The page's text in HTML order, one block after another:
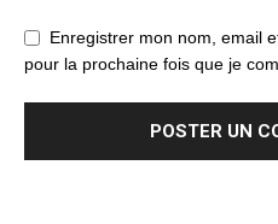
Enregistrer mon nom, email
pour la prochaine fois que je